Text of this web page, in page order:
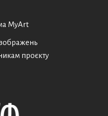
MyArt
проєкту